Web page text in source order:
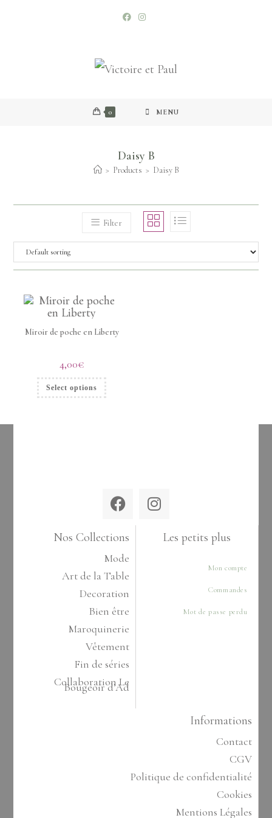
0 MENU
Daisy B
> Products > Daisy B
Filter
Miroir de poche en Liberty
4,00€
Select options
Nos Collections
Mode
Art de la Table
Decoration
Bien être
Maroquinerie
Vêtement
Fin de séries
Collaboration Le
Bougeoir d’Ad
Les petits plus
Mon compte
Commandes
Mot de passe perdu
Informations
Contact
CGV
Politique de confidentialité
Cookies
Mentions Légales